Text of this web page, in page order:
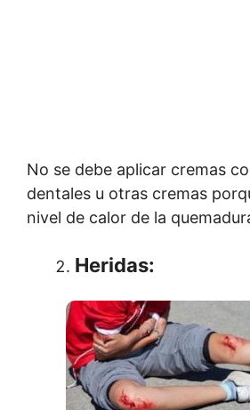
No se debe aplicar cremas
dentales u otras cremas
nivel de calor de la
Heridas: